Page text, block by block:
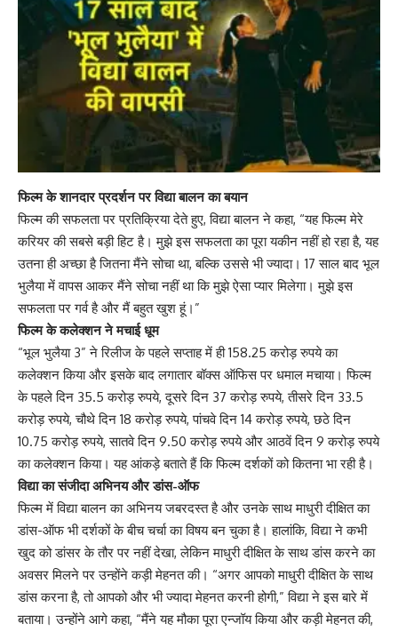
फिल्म के शानदार प्रदर्शन पर विद्या बालन का बयान
फिल्म की सफलता पर प्रतिक्रिया देते हुए,विद्या बालनने कहा, “यह फिल्म मेरे
करियर की सबसे बड़ी हिट है। मुझे इस सफलता का पूरा यकीन नहीं हो रहा है, यह
उतना ही अच्छा है जितना मैंने सोचा था, बल्कि उससे भी ज्यादा। 17 साल बाद भूल
भुलैया में वापस आकर मैंने सोचा नहीं था कि मुझे ऐसा प्यार मिलेगा। मुझे इस
सफलता पर गर्व है और मैं बहुत खुश हूं।”
फिल्म के कलेक्शन ने मचाई धूम
“भूल भुलैया 3” ने रिलीज के पहले सप्ताह में ही 158.25 करोड़ रुपये का
कलेक्शन किया और इसके बाद लगातार बॉक्स ऑफिस पर धमाल मचाया। फिल्म
के पहले दिन 35.5 करोड़ रुपये, दूसरे दिन 37 करोड़ रुपये, तीसरे दिन 33.5
करोड़ रुपये, चौथे दिन 18 करोड़ रुपये, पांचवे दिन 14 करोड़ रुपये, छठे दिन
10.75 करोड़ रुपये, सातवे दिन 9.50 करोड़ रुपये और आठवें दिन 9 करोड़ रुपये
का कलेक्शन किया। यह आंकड़े बताते हैं कि फिल्म दर्शकों को कितना भा रही है।
विद्या का संजीदा अभिनय और डांस-ऑफ
फिल्म में विद्या बालन का अभिनय जबरदस्त है और उनके साथ माधुरी दीक्षित का
डांस-ऑफ भी दर्शकों के बीच चर्चा का विषय बन चुका है। हालांकि, विद्या ने कभी
खुद को डांसर के तौर पर नहीं देखा, लेकिनमाधुरी दीक्षितके साथ डांस करने का
अवसर मिलने पर उन्होंने कड़ी मेहनत की। “अगर आपको माधुरी दीक्षित के साथ
डांस करना है, तो आपको और भी ज्यादा मेहनत करनी होगी,” विद्या ने इस बारे में
बताया। उन्होंने आगे कहा, “मैंने यह मौका पूरा एन्जॉय किया और कड़ी मेहनत की,